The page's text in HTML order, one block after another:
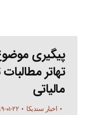
پیگیری
تهاتر
مالیاتی
اخبار سندیکا ۱۳۹۹-